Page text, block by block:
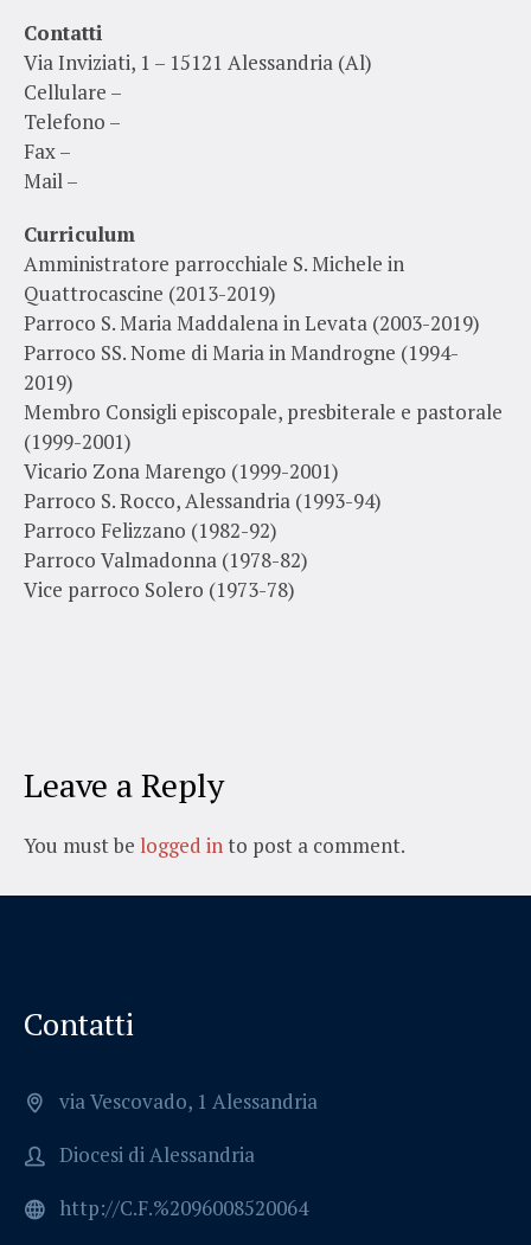
Contatti
Via Inviziati, 1 – 15121 Alessandria (Al)
Cellulare –
Telefono –
Fax –
Mail –
Curriculum
Amministratore parrocchiale S. Michele in
Quattrocascine (2013-2019)
Parroco S. Maria Maddalena in Levata (2003-2019)
Parroco SS. Nome di Maria in Mandrogne (1994-
2019)
Membro Consigli episcopale, presbiterale e pastorale
(1999-2001)
Vicario Zona Marengo (1999-2001)
Parroco S. Rocco, Alessandria (1993-94)
Parroco Felizzano (1982-92)
Parroco Valmadonna (1978-82)
Vice parroco Solero (1973-78)
Leave a Reply
You must be logged into post a comment.
Contatti
via Vescovado, 1 Alessandria
Diocesi di Alessandria
http://C.F.%2096008520064